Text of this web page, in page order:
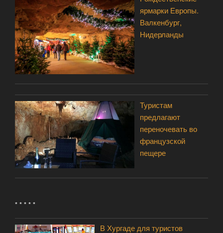
ярмарки Европы.
Валкенбург,
Нидерланды
Туристам
предлагают
переночевать во
французской
пещере
* * * * *
В Хургаде для туристов